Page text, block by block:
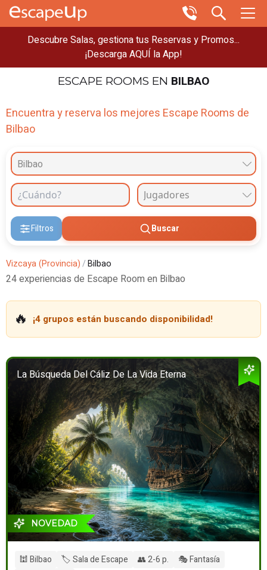
Descubre Salas, gestiona tus Reservas y Promos...
¡Descarga AQUÍ la App!
ESCAPE ROOMS EN BILBAO
Encuentra y reserva los mejores Escape Rooms de
Bilbao
Bilbao
Filtros Buscar
Vizcaya (Provincia)/Bilbao
24 experiencias de Escape Room en Bilbao
🔥 ¡4 grupos están buscando disponibilidad!
La Búsqueda Del Cáliz De La Vida Eterna
NOVEDAD
🕍 Bilbao 🏷️ Sala de Escape 👥 2-6 p.
🎭 Fantasía